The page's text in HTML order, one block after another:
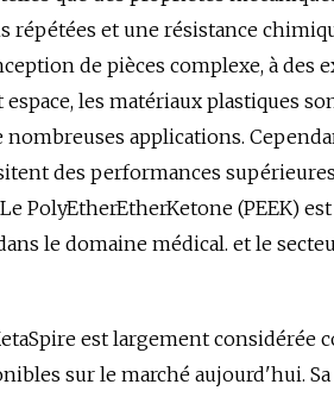
répétées et une résistance
de pièces complexe, à des
espace, les matériaux plastiques
applications.
des performances
Le PolyEtherEtherKetone (PEEK)
le domaine médical. et le
est largement
sur le marché aujourd'hui.